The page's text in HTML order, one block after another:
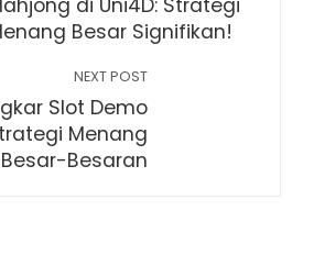
di Uni4D: Strategi
Besar Signifikan!
NEXT POST
Slot Demo
Menang
Besar-Besaran